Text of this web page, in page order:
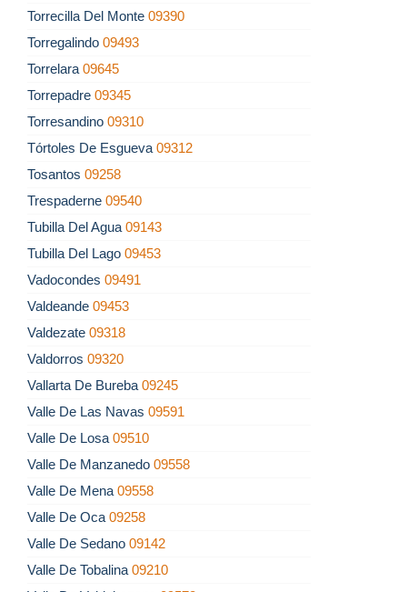
Torrecilla Del Monte 09390
Torregalindo 09493
Torrelara 09645
Torrepadre 09345
Torresandino 09310
Tórtoles De Esgueva 09312
Tosantos 09258
Trespaderne 09540
Tubilla Del Agua 09143
Tubilla Del Lago 09453
Vadocondes 09491
Valdeande 09453
Valdezate 09318
Valdorros 09320
Vallarta De Bureba 09245
Valle De Las Navas 09591
Valle De Losa 09510
Valle De Manzanedo 09558
Valle De Mena 09558
Valle De Oca 09258
Valle De Sedano 09142
Valle De Tobalina 09210